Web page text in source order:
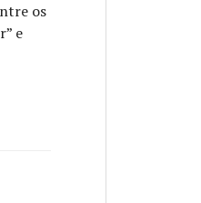
os
e
do Globo de Ouro 2022